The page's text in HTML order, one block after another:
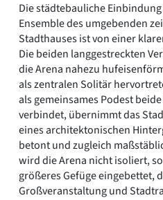
Die städtebauliche
Ensemble des umgebenden
Stadthauses ist von einer
Die beiden langgestreckten
die Arena nahezu
als zentralen Solitär
als gemeinsames Podest
verbindet, übernimmt das
eines architektonischen
betont und zugleich
wird die Arena nicht isoliert,
größeres Gefüge eingebettet,
Großveranstaltung und